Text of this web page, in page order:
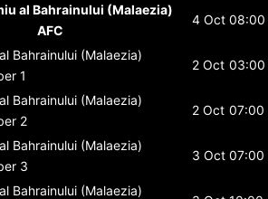
al Bahrainului (Malaezia)
AFC
4 Oct 08:00
Bahrainului (Malaezia)
1
2 Oct 03:00
Bahrainului (Malaezia)
2
2 Oct 07:00
Bahrainului (Malaezia)
3
3 Oct 07:00
Bahrainului (Malaezia)